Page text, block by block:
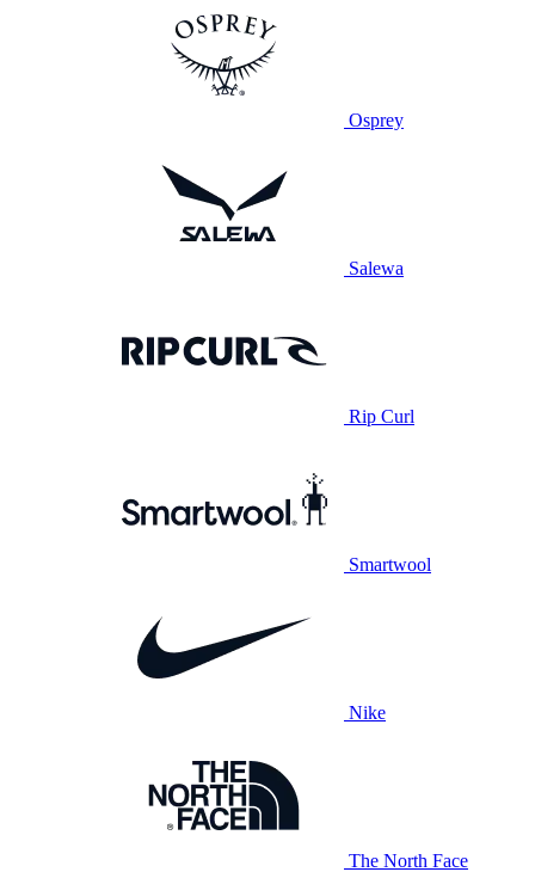
Osprey
Salewa
Rip Curl
Smartwool
Nike
The North Face